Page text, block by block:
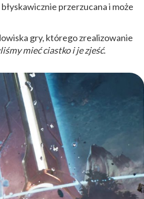
przerzucana i może
gry, którego zrealizowanie
mieć ciastko i je zjeść.